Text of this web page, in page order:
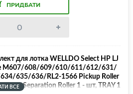
ПРИДБАТИ
для лотка WELLDO Select HP LJ
M607/608/609/610/611/612/631/
635/636/RL2-1566 Pickup Roller
0079 Separation Roller 1 - шт, TRAY 1
ВСЕ